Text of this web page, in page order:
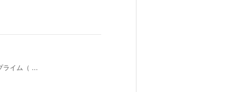
ライム（ ...